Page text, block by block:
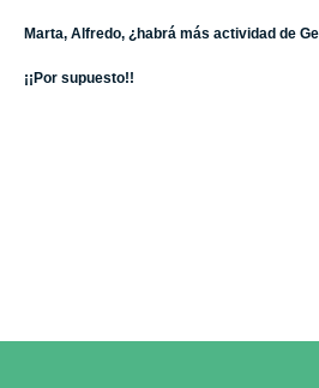
Marta, Alfredo, ¿habrá más actividad de
¡¡Por supuesto!!